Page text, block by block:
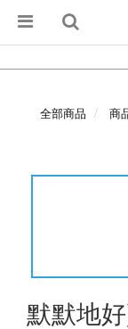
全部商品 商
默默地